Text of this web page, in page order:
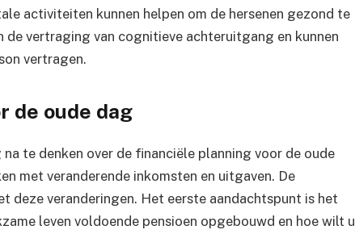
activiteiten kunnen helpen om de hersenen gezond te
de vertraging van cognitieve achteruitgang en kunnen
vertragen.
de oude dag
te denken over de financiële planning voor de oude
met veranderende inkomsten en uitgaven. De
deze veranderingen. Het eerste aandachtspunt is het
leven voldoende pensioen opgebouwd en hoe wilt u